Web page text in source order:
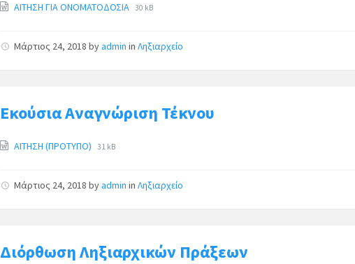
ΑΙΤΗΣΗ ΓΙΑ ΟΝΟΜΑΤΟΔΟΣΙΑ 30 kB
Μάρτιος 24, 2018byadmin inΛηξιαρχείο
Εκούσια Αναγνώριση Τέκνου
ΑΙΤΗΣΗ (ΠΡΟΤΥΠΟ) 31 kB
Μάρτιος 24, 2018byadmin inΛηξιαρχείο
Διόρθωση Ληξιαρχικών Πράξεων